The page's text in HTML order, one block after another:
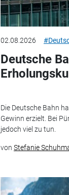
02.08.2026
Deutsche
Die Deutsche Bahn
Gewinn erzielt. Bei
jedoch viel zu tun.
von Stefanie